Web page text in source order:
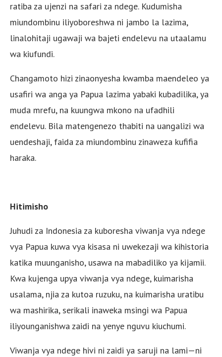
ratiba za ujenzi na safari za ndege. Kudumisha
miundombinu iliyoboreshwa ni jambo la lazima,
linalohitaji ugawaji wa bajeti endelevu na utaalamu
wa kiufundi.
Changamoto hizi zinaonyesha kwamba maendeleo ya
usafiri wa anga ya Papua lazima yabaki kubadilika, ya
muda mrefu, na kuungwa mkono na ufadhili
endelevu. Bila matengenezo thabiti na uangalizi wa
uendeshaji, faida za miundombinu zinaweza kufifia
haraka.
Hitimisho
Juhudi za Indonesia za kuboresha viwanja vya ndege
vya Papua kuwa vya kisasa ni uwekezaji wa kihistoria
katika muunganisho, usawa na mabadiliko ya kijamii.
Kwa kujenga upya viwanja vya ndege, kuimarisha
usalama, njia za kutoa ruzuku, na kuimarisha uratibu
wa mashirika, serikali inaweka msingi wa Papua
iliyounganishwa zaidi na yenye nguvu kiuchumi.
Viwanja vya ndege hivi ni zaidi ya saruji na lami—ni